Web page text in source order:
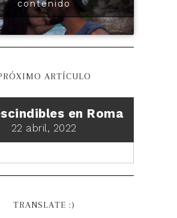
contenido
ARTÍCULO
en Roma
22 abril, 2022
TRANSLATE :)